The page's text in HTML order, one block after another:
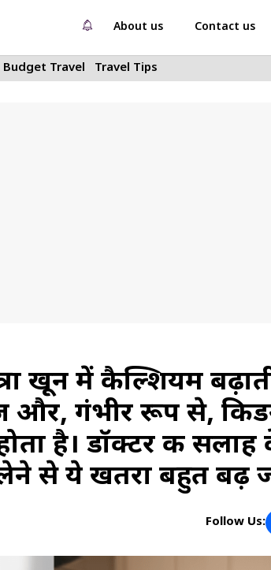
About us Contact us
Budget Travel Travel Tips
खून में कैल्शियम
और, गंभीर रूप से,
है। डॉक्टर की सलाह
से ये खतरा बहुत बढ़
Follow Us: